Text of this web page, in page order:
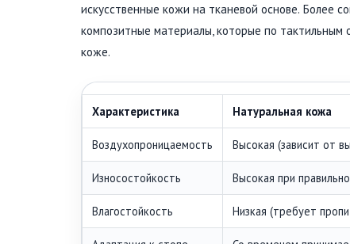
искусственные кожи на тканевой основе. Более
композитные материалы, которые по
коже.
Характеристика Натуральная кожа
Воздухопроницаемость Высокая (зависит от
Износостойкость Высокая при
Влагостойкость Низкая (требует